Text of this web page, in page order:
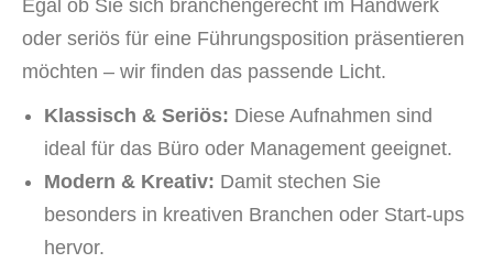
Egal ob Sie sich branchengerecht im Handwerk
oder seriös für eine Führungsposition präsentieren
möchten – wir finden das passende Licht.
Klassisch & Seriös: Diese Aufnahmen sind
ideal für das Büro oder Management geeignet.
Modern & Kreativ: Damit stechen Sie
besonders in kreativen Branchen oder Start-ups
hervor.